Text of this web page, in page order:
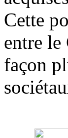
Cette
entre le
façon